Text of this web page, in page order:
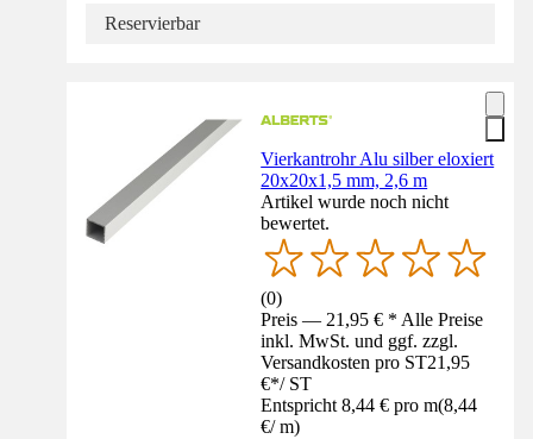
Reservierbar
Vierkantrohr Alu silber eloxiert
20x20x1,5 mm, 2,6 m
Artikel wurde noch nicht
bewertet.
(0)
Preis — 21,95 € * Alle Preise
inkl. MwSt. und ggf. zzgl.
Versandkosten pro ST21,95
€*/ ST
Entspricht 8,44 € pro m(8,44
€/ m)